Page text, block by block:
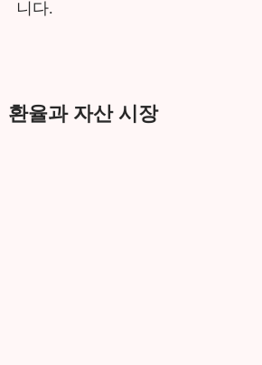
니다.
환율과 자산 시장